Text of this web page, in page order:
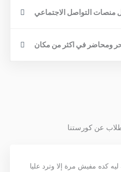
منصات التواصل الاجتماعي
ومحاضر في اكثر من مكان
عن كورستنا
كده مفيش مرة إلا وترد عليا